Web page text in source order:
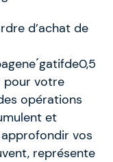
d’achat de
ageneˊgatifde0,5
pour votre
opérations
et
vos
représente